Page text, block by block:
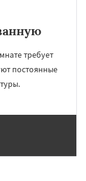
требует
постоянные